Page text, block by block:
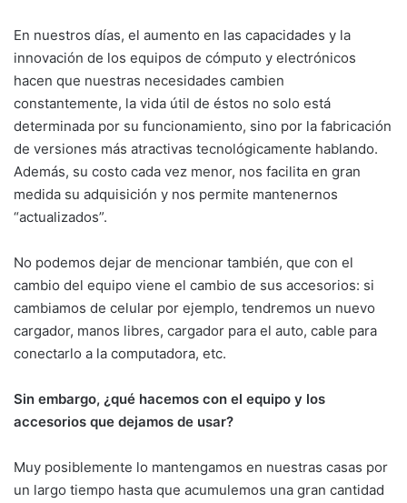
En nuestros días, el aumento en las capacidades y la
innovación de los equipos de cómputo y electrónicos
hacen que nuestras necesidades cambien
constantemente, la vida útil de éstos no solo está
determinada por su funcionamiento, sino por la fabricación
de versiones más atractivas tecnológicamente hablando.
Además, su costo cada vez menor, nos facilita en gran
medida su adquisición y nos permite mantenernos
“actualizados”.
No podemos dejar de mencionar también, que con el
cambio del equipo viene el cambio de sus accesorios: si
cambiamos de celular por ejemplo, tendremos un nuevo
cargador, manos libres, cargador para el auto, cable para
conectarlo a la computadora, etc.
Sin embargo, ¿qué hacemos con el equipo y los
accesorios que dejamos de usar?
Muy posiblemente lo mantengamos en nuestras casas por
un largo tiempo hasta que acumulemos una gran cantidad